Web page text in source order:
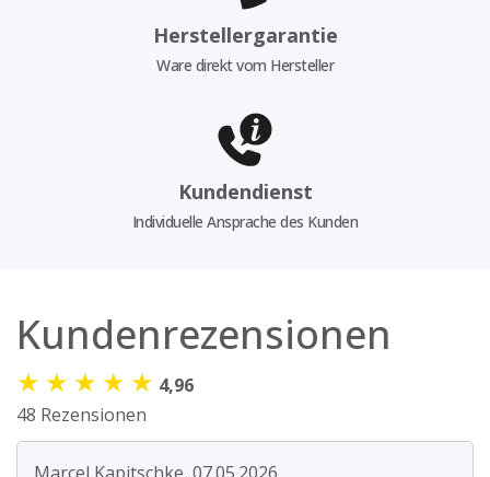
Herstellergarantie
Ware direkt vom Hersteller
Kundendienst
Individuelle Ansprache des Kunden
Kundenrezensionen
★ ★ ★ ★ ★ 4,96
48 Rezensionen